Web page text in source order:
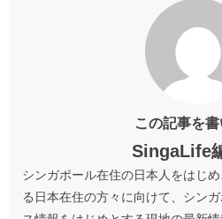
この記事を書
SingaLife
シンガポール在住の日本人をはじ
る日本在住の方々に向けて、シン